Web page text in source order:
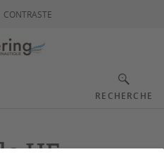
CONTRASTE
RECHERCHE
UE